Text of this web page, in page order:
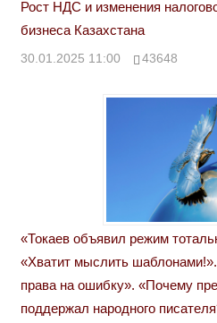
Рост НДС и изменения
бизнеса Казахстана
30.01.2025 11:00 43648
«Токаев объявил режим
«Хватит мыслить
права на ошибку». «Почему
поддержал народного